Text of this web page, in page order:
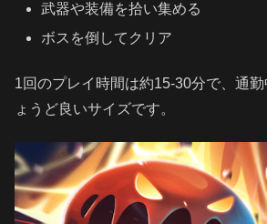
武器や装備を拾い集める
ボスを倒してクリア
1回のプレイ時間は約15-30分で、通
ょうど良いサイズです。